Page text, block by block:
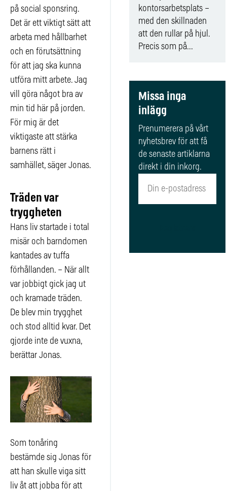
på social sponsring.
Det är ett viktigt sätt att
arbeta med hållbarhet
och en förutsättning
för att jag ska kunna
utföra mitt arbete. Jag
vill göra något bra av
min tid här på jorden.
För mig är det
viktigaste att stärka
barnens rätt i
samhället, säger Jonas.
Träden var
tryggheten
Hans liv startade i total
misär och barndomen
kantades av tuffa
förhållanden. – När allt
var jobbigt gick jag ut
och kramade träden.
De blev min trygghet
och stod alltid kvar. Det
gjorde inte de vuxna,
berättar Jonas.
Som tonåring
bestämde sig Jonas för
att han skulle viga sitt
liv åt att jobba för att
kontorsarbetsplats –
med den skillnaden
att den rullar på hjul.
Precis som på...
Missa inga
inlägg
Prenumerera på vårt
nyhetsbrev för att få
de senaste artiklarna
direkt i din inkorg.